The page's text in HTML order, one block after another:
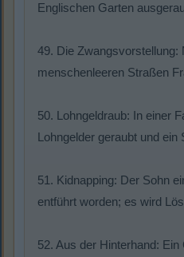
Englischen Garten
49. Die Zwangsvorstellung:
menschenleeren Straßen
50. Lohngeldraub: In einer
Lohngelder geraubt und
51. Kidnapping: Der Sohn
entführt worden; es wird
52. Aus der Hinterhand: